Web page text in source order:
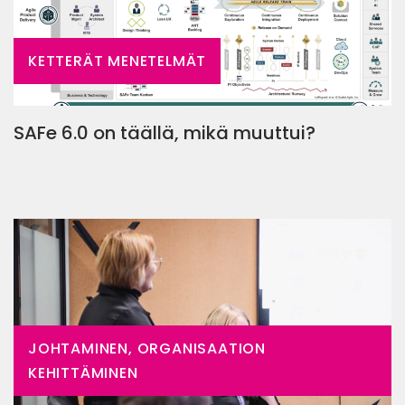
KETTERÄT MENETELMÄT
SAFe 6.0 on täällä, mikä muuttui?
JOHTAMINEN, ORGANISAATION
KEHITTÄMINEN